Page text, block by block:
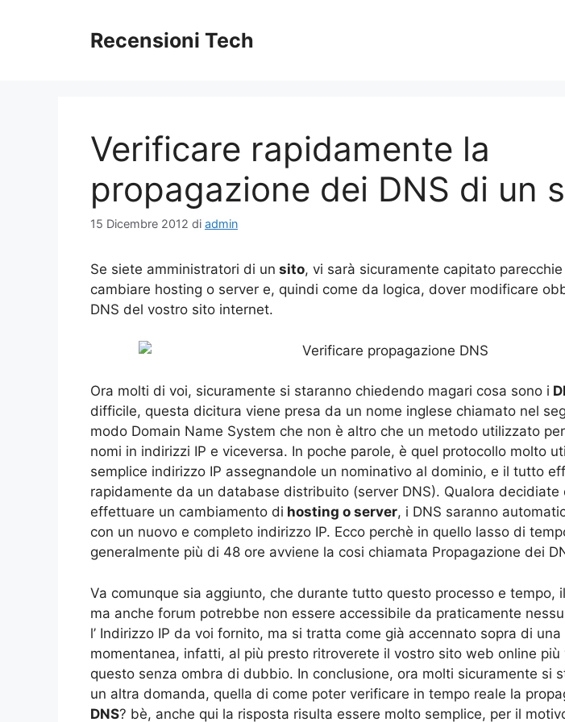
Recensioni Tech
Verificare rapidamente la
propagazione dei DNS di un
15 Dicembre 2012 di admin
Se siete amministratori di un sito, vi sarà sicuramente capitato
cambiare hosting o server e, quindi come da logica, dover modificare
DNS del vostro sito internet.
Ora molti di voi, sicuramente si staranno chiedendo magari cosa sono i
difficile, questa dicitura viene presa da un nome inglese chiamato nel
modo Domain Name System che non è altro che un metodo utilizzato
nomi in indirizzi IP e viceversa. In poche parole, è quel protocollo molto
semplice indirizzo IP assegnandole un nominativo al dominio, e il tutto
rapidamente da un database distribuito (server DNS). Qualora decidiate
effettuare un cambiamento di hosting o server, i DNS saranno
con un nuovo e completo indirizzo IP. Ecco perchè in quello lasso di
generalmente più di 48 ore avviene la cosi chiamata Propagazione dei
Va comunque sia aggiunto, che durante tutto questo processo e tempo,
ma anche forum potrebbe non essere accessibile da praticamente
l’ Indirizzo IP da voi fornito, ma si tratta come già accennato sopra di
momentanea, infatti, al più presto ritroverete il vostro sito web online più
questo senza ombra di dubbio. In conclusione, ora molti sicuramente si
un altra domanda, quella di come poter verificare in tempo reale la
DNS? bè, anche qui la risposta risulta essere molto semplice, per il